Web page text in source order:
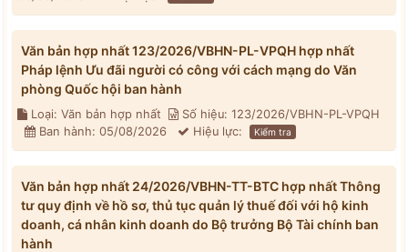
Văn bản hợp nhất 123/2026/VBHN-PL-VPQH hợp nhất
Pháp lệnh Ưu đãi người có công với cách mạng do Văn
phòng Quốc hội ban hành
Loại: Văn bản hợp nhất
Số hiệu: 123/2026/VBHN-PL-VPQH
Ban hành: 05/08/2026
Hiệu lực: Kiểm tra
Văn bản hợp nhất 24/2026/VBHN-TT-BTC hợp nhất Thông
tư quy định về hồ sơ, thủ tục quản lý thuế đối với hộ kinh
doanh, cá nhân kinh doanh do Bộ trưởng Bộ Tài chính ban
hành